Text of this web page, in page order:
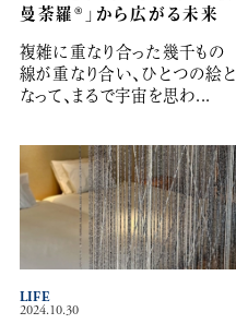
曼荼羅®」から広がる未来
複雑に重なり合った幾千もの
線が重なり合い、ひとつの絵と
なって、まるで宇宙を思わ...
2024.10.30
LIFE